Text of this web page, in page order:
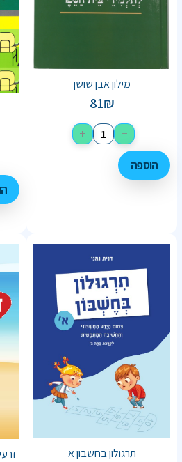
מילון אבן שושן
81₪
−
+
הוספה
תרגולון בחשבון א